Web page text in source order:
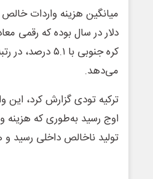
می‌دهد.
تولید ناخالص داخلی رسید